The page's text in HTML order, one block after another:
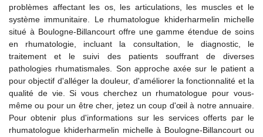
problèmes affectant les os, les articulations, les muscles et le
système immunitaire. Le rhumatologue khiderharmelin michelle
situé à Boulogne-Billancourt offre une gamme étendue de soins
en rhumatologie, incluant la consultation, le diagnostic, le
traitement et le suivi des patients souffrant de diverses
pathologies rhumatismales. Son approche axée sur le patient a
pour objectif d'alléger la douleur, d'améliorer la fonctionnalité et la
qualité de vie. Si vous cherchez un rhumatologue pour vous-
même ou pour un être cher, jetez un coup d'œil à notre annuaire.
Pour obtenir plus d'informations sur les services offerts par le
rhumatologue khiderharmelin michelle à Boulogne-Billancourt ou